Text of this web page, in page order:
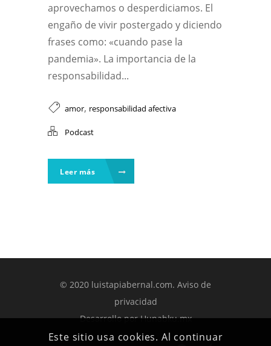
aprovechamos o desperdiciamos. El
engaño de vivir postergado y diciendo
frases como: «cuando pase la
pandemia». La importancia de la
responsabilidad...
amor, responsabilidad afectiva
Podcast
Leer más
© 2020 luistapiabernal.com. Aviso de
privacidad
Desarrollo porHunabku.mx
Este sitio usa cookies. Al continuar